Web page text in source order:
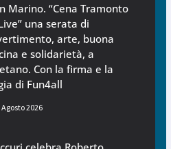
Marino. “Cena Tramonto
una serata di
arte, buona
e solidarietà, a
Con la firma e la
di Fun4all
Agosto 2026